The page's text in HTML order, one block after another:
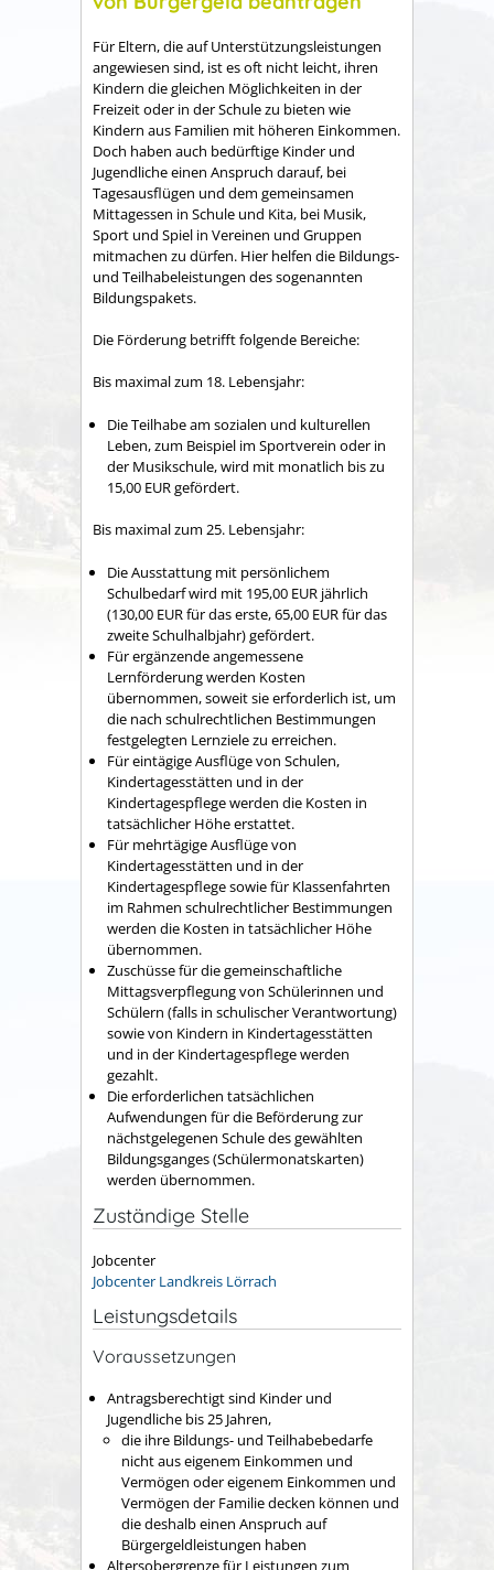
Für Eltern, die auf Unterstützungsleistungen
angewiesen sind, ist es oft nicht leicht, ihren
Kindern die gleichen Möglichkeiten in der
Freizeit oder in der Schule zu bieten wie
Kindern aus Familien mit höheren Einkommen.
Doch haben auch bedürftige Kinder und
Jugendliche einen Anspruch darauf, bei
Tagesausflügen und dem gemeinsamen
Mittagessen in Schule und Kita, bei Musik,
Sport und Spiel in Vereinen und Gruppen
mitmachen zu dürfen. Hier helfen die Bildungs-
und Teilhabeleistungen des sogenannten
Bildungspakets.
Die Förderung betrifft folgende Bereiche:
Bis maximal zum 18. Lebensjahr:
Die Teilhabe am sozialen und kulturellen
Leben, zum Beispiel im Sportverein oder in
der Musikschule, wird mit monatlich bis zu
15,00 EUR gefördert.
Bis maximal zum 25. Lebensjahr:
Die Ausstattung mit persönlichem
Schulbedarf wird mit 195,00 EUR jährlich
(130,00 EUR für das erste, 65,00 EUR für das
zweite Schulhalbjahr) gefördert.
Für ergänzende angemessene
Lernförderung werden Kosten
übernommen, soweit sie erforderlich ist, um
die nach schulrechtlichen Bestimmungen
festgelegten Lernziele zu erreichen.
Für eintägige Ausflüge von Schulen,
Kindertagesstätten und in der
Kindertagespflege werden die Kosten in
tatsächlicher Höhe erstattet.
Für mehrtägige Ausflüge von
Kindertagesstätten und in der
Kindertagespflege sowie für Klassenfahrten
im Rahmen schulrechtlicher Bestimmungen
werden die Kosten in tatsächlicher Höhe
übernommen.
Zuschüsse für die gemeinschaftliche
Mittagsverpflegung von Schülerinnen und
Schülern (falls in schulischer Verantwortung)
sowie von Kindern in Kindertagesstätten
und in der Kindertagespflege werden
gezahlt.
Die erforderlichen tatsächlichen
Aufwendungen für die Beförderung zur
nächstgelegenen Schule des gewählten
Bildungsganges (Schülermonatskarten)
werden übernommen.
Zuständige Stelle
Jobcenter
Jobcenter Landkreis Lörrach
Leistungsdetails
Voraussetzungen
Antragsberechtigt sind Kinder und
Jugendliche bis 25 Jahren,
die ihre Bildungs- und Teilhabebedarfe
nicht aus eigenem Einkommen und
Vermögen oder eigenem Einkommen und
Vermögen der Familie decken können und
die deshalb einen Anspruch auf
Bürgergeldleistungen haben
Altersobergrenze für Leistungen zum